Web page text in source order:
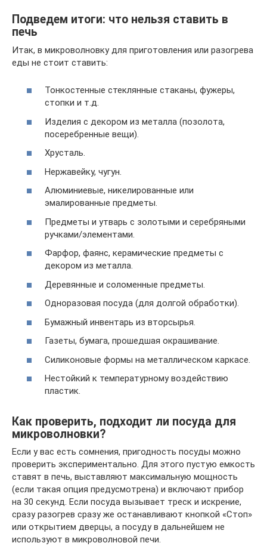
Подведем итоги: что нельзя ставить в
печь
Итак, в микроволновку для приготовления или разогрева
еды не стоит ставить:
Тонкостенные стеклянные стаканы, фужеры,
стопки и т.д.
Изделия с декором из металла (позолота,
посеребренные вещи).
Хрусталь.
Нержавейку, чугун.
Алюминиевые, никелированные или
эмалированные предметы.
Предметы и утварь с золотыми и серебряными
ручками/элементами.
Фарфор, фаянс, керамические предметы с
декором из металла.
Деревянные и соломенные предметы.
Одноразовая посуда (для долгой обработки).
Бумажный инвентарь из вторсырья.
Газеты, бумага, прошедшая окрашивание.
Силиконовые формы на металлическом каркасе.
Нестойкий к температурному воздействию
пластик.
Как проверить, подходит ли посуда для
микроволновки?
Если у вас есть сомнения, пригодность посуды можно
проверить экспериментально. Для этого пустую емкость
ставят в печь, выставляют максимальную мощность
(если такая опция предусмотрена) и включают прибор
на 30 секунд. Если посуда вызывает треск и искрение,
сразу разогрев сразу же останавливают кнопкой «Стоп»
или открытием дверцы, а посуду в дальнейшем не
используют в микроволновой печи.